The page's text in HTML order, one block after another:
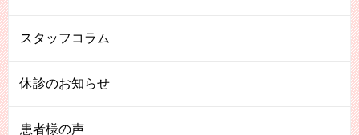
スタッフコラム
休診のお知らせ
患者様の声